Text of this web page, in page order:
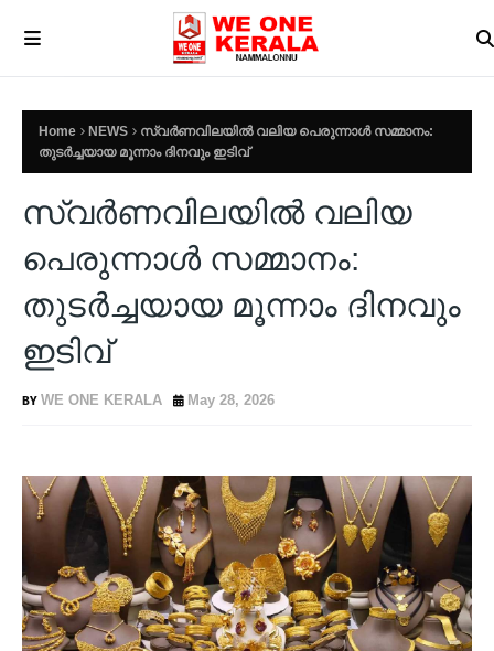
Home NEWS
സ്വർണവിലയില്‍ വലിയ പെരുന്നാള്‍ സമ്മാനം:
തുടർച്ചയായ മൂന്നാം ദിനവും ഇടിവ്
സ്വർണവിലയില്‍ വലിയ
പെരുന്നാള്‍ സമ്മാനം:
തുടർച്ചയായ മൂന്നാം ദിനവും
ഇടിവ്
WE ONE KERALA May 28, 2026